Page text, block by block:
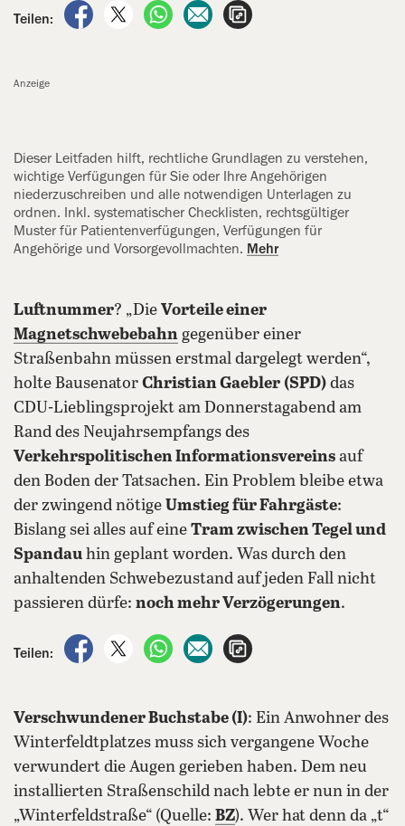
Teilen:
auf Facebook teilen
auf X teilenper WhatsApp teilen
per E-Mail teilen
Anzeige
Dieser Leitfaden hilft, rechtliche Grundlagen zu verstehen,
wichtige Verfügungen für Sie oder Ihre Angehörigen
niederzuschreiben und alle notwendigen Unterlagen zu
ordnen. Inkl. systematischer Checklisten, rechtsgültiger
Muster für Patientenverfügungen, Verfügungen für
Angehörige und Vorsorgevollmachten. Mehr
Luftnummer? „Die Vorteile einer
Magnetschwebebahn gegenüber einer
Straßenbahn müssen erstmal dargelegt werden“,
holte Bausenator Christian Gaebler (SPD) das
CDU-Lieblingsprojekt am Donnerstagabend am
Rand des Neujahrsempfangs des
Verkehrspolitischen Informationsvereins auf
den Boden der Tatsachen. Ein Problem bleibe etwa
der zwingend nötige Umstieg für Fahrgäste:
Bislang sei alles auf eine Tram zwischen Tegel und
Spandau hin geplant worden. Was durch den
anhaltenden Schwebezustand auf jeden Fall nicht
passieren dürfe: noch mehr Verzögerungen.
Teilen:
auf Facebook teilen
auf X teilenper WhatsApp teilen
per E-Mail teilen
Verschwundener Buchstabe (I): Ein Anwohner des
Winterfeldtplatzes muss sich vergangene Woche
verwundert die Augen gerieben haben. Dem neu
installierten Straßenschild nach lebte er nun in der
„Winterfeldstraße“ (Quelle: BZ). Wer hat denn da „t“